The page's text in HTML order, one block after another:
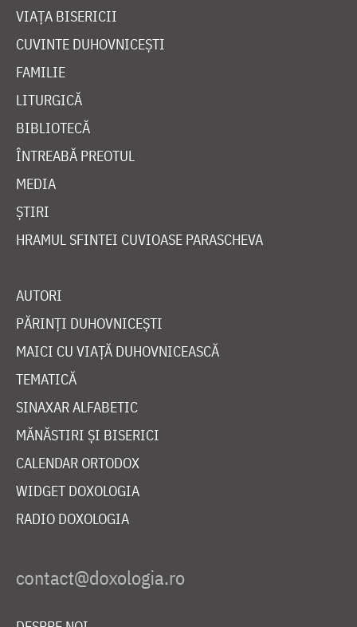
VIAȚA BISERICII
CUVINTE DUHOVNICEȘTI
FAMILIE
LITURGICĂ
BIBLIOTECĂ
ÎNTREABĂ PREOTUL
MEDIA
ȘTIRI
HRAMUL SFINTEI CUVIOASE PARASCHEVA
AUTORI
PĂRINȚI DUHOVNICEȘTI
MAICI CU VIAȚĂ DUHOVNICEASCĂ
TEMATICĂ
SINAXAR ALFABETIC
MĂNĂSTIRI ȘI BISERICI
CALENDAR ORTODOX
WIDGET DOXOLOGIA
RADIO DOXOLOGIA